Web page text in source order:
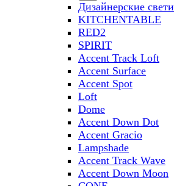
Дизайнерские
KITCHENTABLE
RED2
SPIRIT
Accent Track Loft
Accent Surface
Accent Spot
Loft
Dome
Accent Down Dot
Accent Gracio
Lampshade
Accent Track Wave
Accent Down Moon